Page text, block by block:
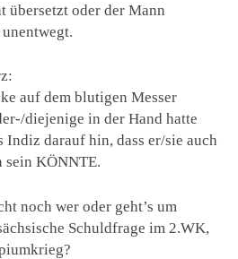
übersetzt oder der Mann
auf dem blutigen Messer
diejenige in der Hand hatte
Indiz darauf hin, dass er/sie auch
KÖNNTE.
noch wer oder geht’s um
Schuldfrage im 2.WK,